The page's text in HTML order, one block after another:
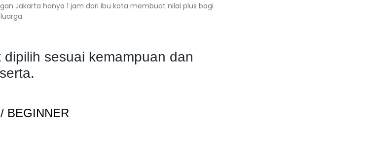
Jakarta hanya 1 jam dari Ibu kota membuat nilai plus bagi
sesuai kemampuan dan
BEGINNER